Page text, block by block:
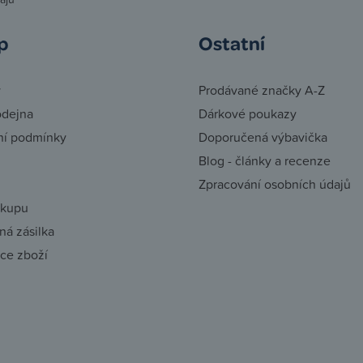
podmínky
zásilka
zboží
Ostatní
Prodávané značky A-Z
Dárkové poukazy
Doporučená výbavička
Blog - články a recenze
Zpracování osobních údajů